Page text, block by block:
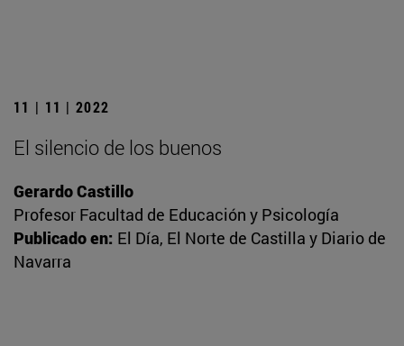
11 | 11 | 2022
El silencio de los buenos
Gerardo Castillo
Profesor Facultad de Educación y Psicología
Publicado en: El Día, El Norte de Castilla y Diario de
Navarra